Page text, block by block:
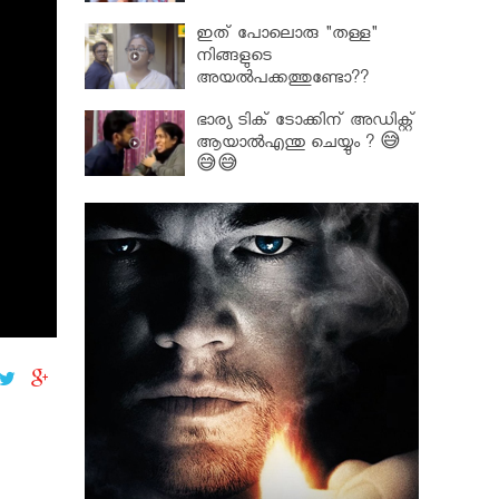
ഇത് പോലൊരു "തള്ള"
നിങ്ങളുടെ
അയല്‍പക്കത്തുണ്ടോ??
ഭാര്യ ടിക് ടോക്കിന് അഡിക്റ്റ്
ആയാൽഎന്തു ചെയ്യും ? 😅
😅😅